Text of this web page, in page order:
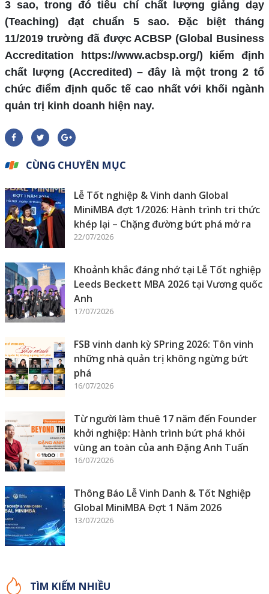
3 sao, trong đó tiêu chí chất lượng giảng dạy
(Teaching) đạt chuẩn 5 sao. Đặc biệt tháng
11/2019 trường đã được ACBSP (Global Business
Accreditation https://www.acbsp.org/) kiểm định
chất lượng (Accredited) – đây là một trong 2 tổ
chức điểm định quốc tế cao nhất với khối ngành
quản trị kinh doanh hiện nay.
CÙNG CHUYÊN MỤC
Lễ Tốt nghiệp & Vinh danh Global
MiniMBA đợt 1/2026: Hành trình tri thức
khép lại – Chặng đường bứt phá mở ra
22/07/2026
Khoảnh khắc đáng nhớ tại Lễ Tốt nghiệp
Leeds Beckett MBA 2026 tại Vương quốc
Anh
17/07/2026
FSB vinh danh kỳ SPring 2026: Tôn vinh
những nhà quản trị không ngừng bứt
phá
16/07/2026
Từ người làm thuê 17 năm đến Founder
khởi nghiệp: Hành trình bứt phá khỏi
vùng an toàn của anh Đặng Anh Tuấn
16/07/2026
Thông Báo Lễ Vinh Danh & Tốt Nghiệp
Global MiniMBA Đợt 1 Năm 2026
13/07/2026
TÌM KIẾM NHIỀU